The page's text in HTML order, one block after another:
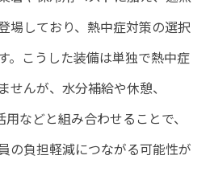
場しており、熱中症対策の選択
。こうした装備は単独で熱中症
せんが、水分補給や休憩、
などと組み合わせることで、
の負担軽減につながる可能性が